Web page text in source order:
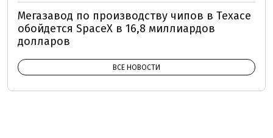
Мегазавод по производству чипов в Техасе
обойдется SpaceX в 16,8 миллиардов
долларов
ВСЕ НОВОСТИ